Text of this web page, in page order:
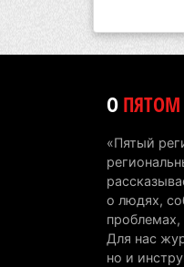
ОПЯТОМ
«Пятый
о людях,
Для нас
но и